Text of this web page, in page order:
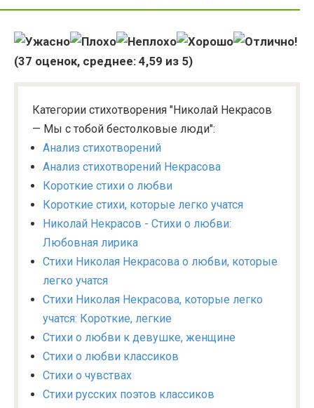
(37 оценок, среднее: 4,59 из 5)
Категории стихотворения "Николай Некрасов
— Мы с тобой бестолковые люди":
Анализ стихотворений
Анализ стихотворений Некрасова
Короткие стихи о любви
Короткие стихи, которые легко учатся
Николай Некрасов - Стихи о любви:
Любовная лирика
Стихи Николая Некрасова о любви, которые
легко учатся
Стихи Николая Некрасова, которые легко
учатся: Короткие, легкие
Стихи о любви к девушке, женщине
Стихи о любви классиков
Стихи о чувствах
Стихи русских поэтов классиков